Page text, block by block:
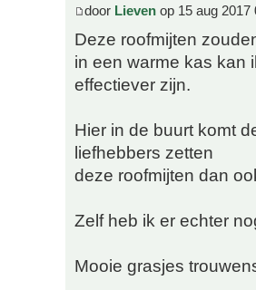
door Lieven op 15 aug 2017
Deze roofmijten
in een warme kas kan
effectiever zijn.
Hier in de buurt komt
liefhebbers zetten
deze roofmijten dan
Zelf heb ik er echter
Mooie grasjes